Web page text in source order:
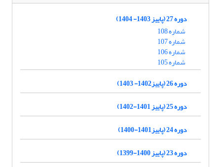
دوره 27 (پاییز 1403- 1404)
شماره 108
شماره 107
شماره 106
شماره 105
دوره 26 (پاییز1402- 1403)
دوره 25 (پاییز 1401-1402)
دوره 24 (پاییز1401-1400)
دوره 23 (پاییز 1400-1399)